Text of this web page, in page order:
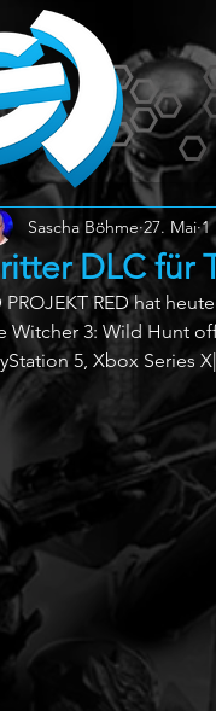
DLC für
Sascha Böhme 27. Mai 1
PROJEKT RED hat
Witcher 3: Wild Hunt
5, Xbox Series